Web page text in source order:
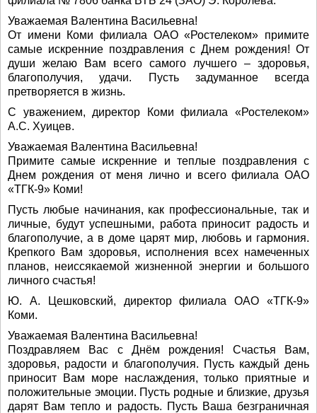
Уважаемая Валентина Васильевна!
От имени Коми филиала ОАО «Ростелеком» примите
самые искренние поздравления с Днем рождения! От
души желаю Вам всего самого лучшего – здоровья,
благополучия, удачи. Пусть задуманное всегда
претворяется в жизнь.
С уважением, директор Коми филиала «Ростелеком»
А.С. Хуицев.
Уважаемая Валентина Васильевна!
Примите самые искренние и теплые поздравления с
Днем рождения от меня лично и всего филиала ОАО
«ТГК-9» Коми!
Пусть любые начинания, как профессиональные, так и
личные, будут успешными, работа приносит радость и
благополучие, а в доме царят мир, любовь и гармония.
Крепкого Вам здоровья, исполнения всех намеченных
планов, неиссякаемой жизненной энергии и большого
личного счастья!
Ю. А. Цешковский, директор филиала ОАО «ТГК-9»
Коми.
Уважаемая Валентина Васильевна!
Поздравляем Вас с Днём рождения! Счастья Вам,
здоровья, радости и благополучия. Пусть каждый день
приносит Вам море наслаждения, только приятные и
положительные эмоции. Пусть родные и близкие, друзья
дарят Вам тепло и радость. Пусть Ваша безграничная